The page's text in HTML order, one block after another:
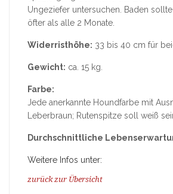
Ungeziefer untersuchen. Baden
öfter als alle 2 Monate.
Widerristhöhe: 33 bis 40 cm für
Gewicht: ca. 15 kg.
Farbe:
Jede anerkannte Houndfarbe mit
Leberbraun; Rutenspitze soll weiß
Durchschnittliche
Weitere Infos unter:
zurück zur Übersicht